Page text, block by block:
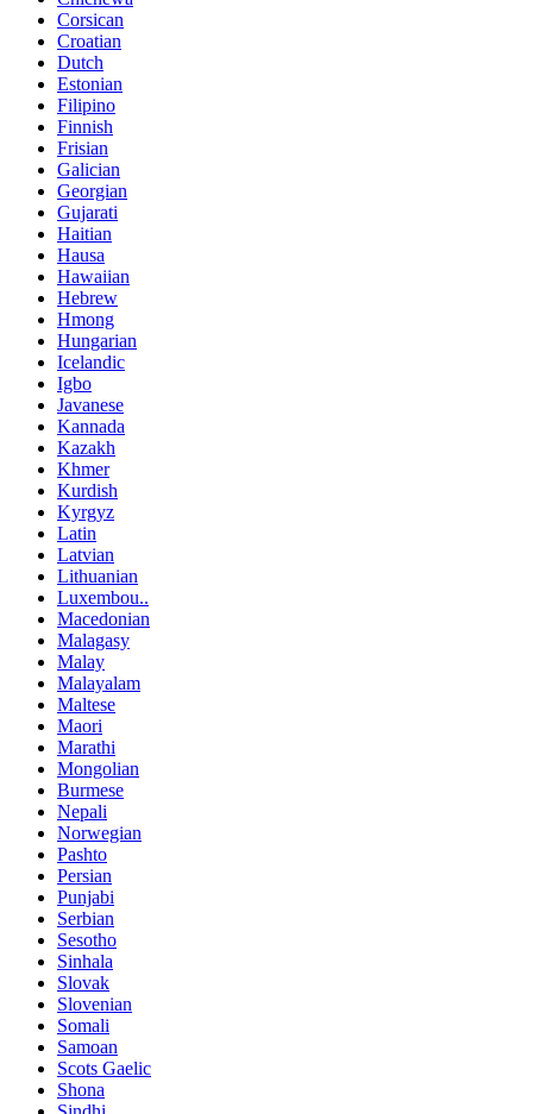
Corsican
Croatian
Dutch
Estonian
Filipino
Finnish
Frisian
Galician
Georgian
Gujarati
Haitian
Hausa
Hawaiian
Hebrew
Hmong
Hungarian
Icelandic
Igbo
Javanese
Kannada
Kazakh
Khmer
Kurdish
Kyrgyz
Latin
Latvian
Lithuanian
Luxembou..
Macedonian
Malagasy
Malay
Malayalam
Maltese
Maori
Marathi
Mongolian
Burmese
Nepali
Norwegian
Pashto
Persian
Punjabi
Serbian
Sesotho
Sinhala
Slovak
Slovenian
Somali
Samoan
Scots Gaelic
Shona